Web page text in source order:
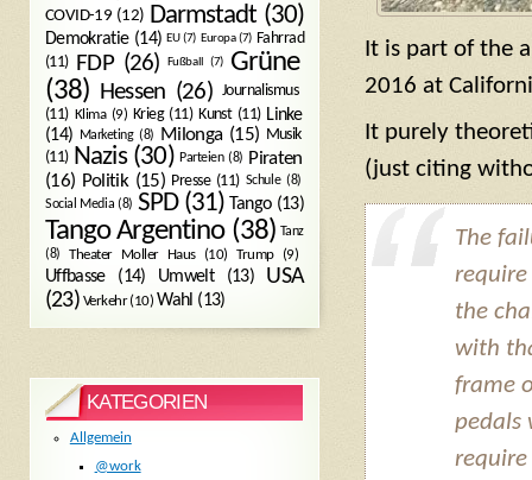
It is part of the
2016 at
It purely
(just citing
The
require
the
with
frame
pedals
require
COVID-19 (12) Darmstadt (30)
Demokratie(14) EU(7) Europa(7) Fahrrad
(11)
FDP(26) Fußball (7)
Grüne
(38) Hessen (26) Journalismus
(11) Klima(9) Krieg(11) Kunst(11) Linke
(14) Marketing(8) Milonga(15) Musik
(11) Nazis(30) Parteien(8) Piraten
(16) Politik(15) Presse(11) Schule(8)
Social Media (8) SPD(31) Tango(13)
Tango Argentino(38) Tanz
(8)
Theater Moller Haus(10) Trump(9)
Uffbasse(14) Umwelt(13)
USA
(23) Verkehr(10) Wahl (13)
KATEGORIEN
Allgemein
@work